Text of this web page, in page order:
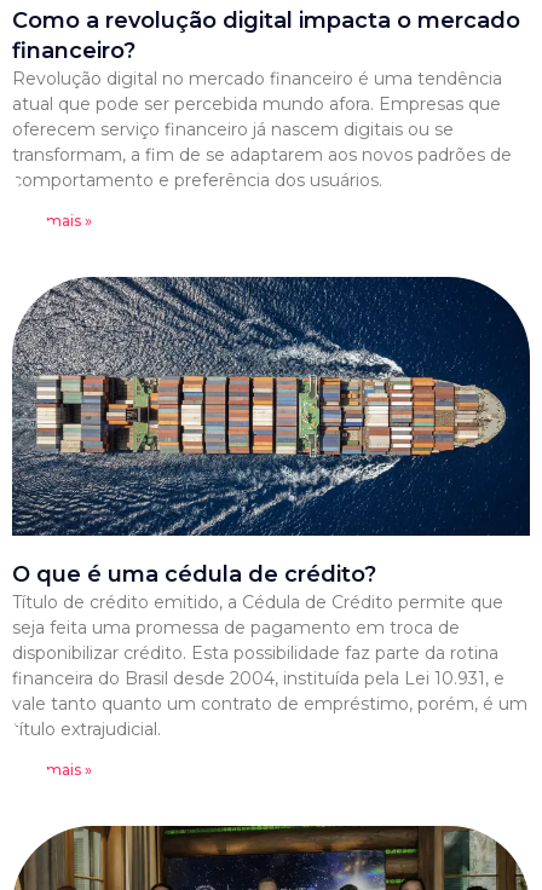
Como a revolução digital impacta o mercado
financeiro?
Revolução digital no mercado financeiro é uma tendência
atual que pode ser percebida mundo afora. Empresas que
oferecem serviço financeiro já nascem digitais ou se
transformam, a fim de se adaptarem aos novos padrões de
comportamento e preferência dos usuários.
Leia mais »
O que é uma cédula de crédito?
Título de crédito emitido, a Cédula de Crédito permite que
seja feita uma promessa de pagamento em troca de
disponibilizar crédito. Esta possibilidade faz parte da rotina
financeira do Brasil desde 2004, instituída pela Lei 10.931, e
vale tanto quanto um contrato de empréstimo, porém, é um
título extrajudicial.
Leia mais »